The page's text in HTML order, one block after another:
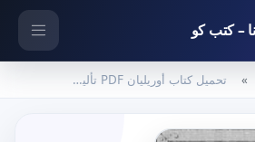
تحميل كتاب أوريليان PDF تأليف لويس أراغون مجانا [كامل]